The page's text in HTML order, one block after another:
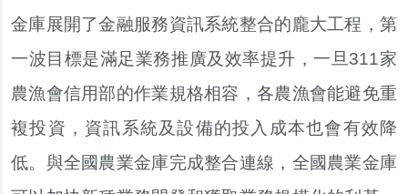
金庫展開了金融服務資訊系統整合的龐大工程，第
一波目標是滿足業務推廣及效率提升，一旦311家
農漁會信用部的作業規格相容，各農漁會能避免重
複投資，資訊系統及設備的投入成本也會有效降
低。與全國農業金庫完成整合連線，全國農業金庫